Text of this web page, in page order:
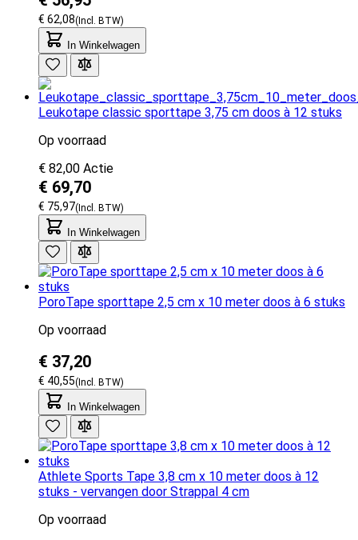
€ 62,08
In Winkelwagen
Leukotape classic sporttape 3,75 cm doos à 12 stuks
Op voorraad
€ 82,00 Actie
€ 75,97
€ 69,70
In Winkelwagen
PoroTape sporttape 2,5 cm x 10 meter doos à 6 stuks
Op voorraad
€ 40,55
€ 37,20
In Winkelwagen
Athlete Sports Tape 3,8 cm x 10 meter doos à 12
stuks - vervangen door Strappal 4 cm
Op voorraad